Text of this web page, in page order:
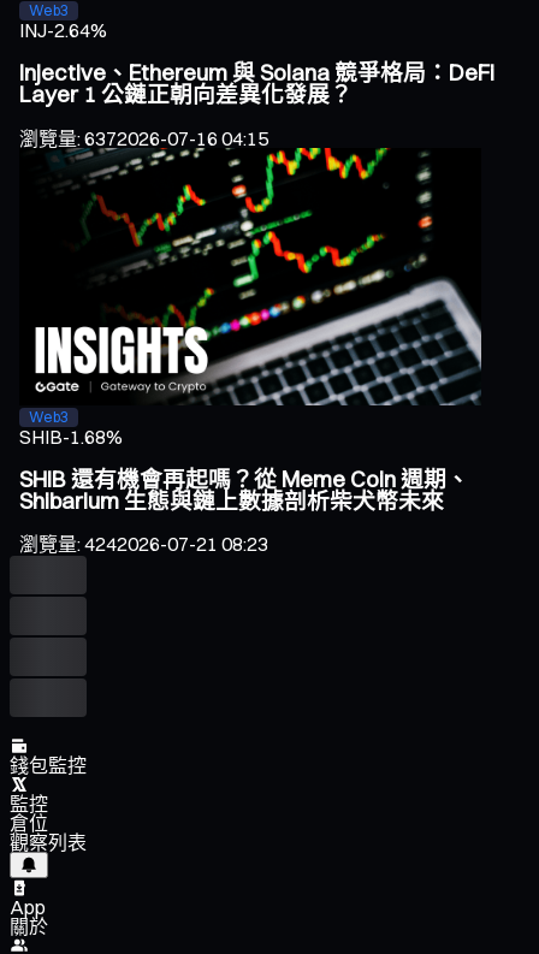
Web3
INJ-2.64%
Injective、Ethereum 與 Solana 競爭格局：DeFi
Layer 1 公鏈正朝向差異化發展？
瀏覽量:6372026-07-16 04:15
Web3
SHIB-1.68%
SHIB 還有機會再起嗎？從 Meme Coin 週期、
Shibarium 生態與鏈上數據剖析柴犬幣未來
瀏覽量:4242026-07-21 08:23
錢包監控
監控
倉位
觀察列表
App
關於